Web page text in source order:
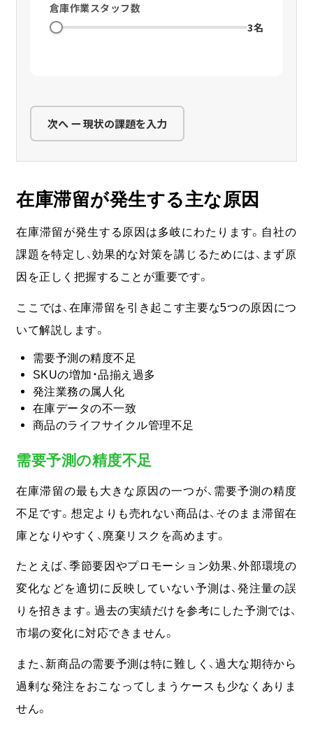
倉庫作業スタッフ数
3名
次へ ー 現状の課題を入力
在庫滞留が発生する主な原因
在庫滞留が発生する原因は多岐にわたります。自社の
課題を特定し、効果的な対策を講じるためには、まず原
因を正しく把握することが重要です。
ここでは、在庫滞留を引き起こす主要な5つの原因につ
いて解説します。
需要予測の精度不足
SKUの増加・品揃え過多
発注業務の属人化
在庫データの不一致
商品のライフサイクル管理不足
需要予測の精度不足
在庫滞留の最も大きな原因の一つが、需要予測の精度
不足です。想定よりも売れない商品は、そのまま滞留在
庫となりやすく、廃棄リスクを高めます。
たとえば、季節要因やプロモーション効果、外部環境の
変化などを適切に反映していない予測は、発注量の誤
りを招きます。過去の実績だけを参考にした予測では、
市場の変化に対応できません。
また、新商品の需要予測は特に難しく、過大な期待から
過剰な発注をおこなってしまうケースも少なくありま
せん。